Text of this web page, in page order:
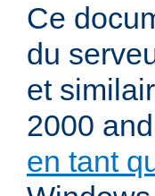
Ce
du
et
2000
en tant